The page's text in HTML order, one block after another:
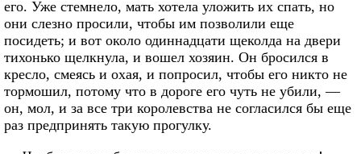
его. Уже стемнело, мать хотела уложить их спать, но
они слезно просили, чтобы им позволили еще
посидеть; и вот около одиннадцати щеколда на двери
тихонько щелкнула, и вошел хозяин. Он бросился в
кресло, смеясь и охая, и попросил, чтобы его никто не
тормошил, потому что в дороге его чуть не убили, —
он, мол, и за все три королевства не согласился бы еще
раз предпринять такую прогулку.